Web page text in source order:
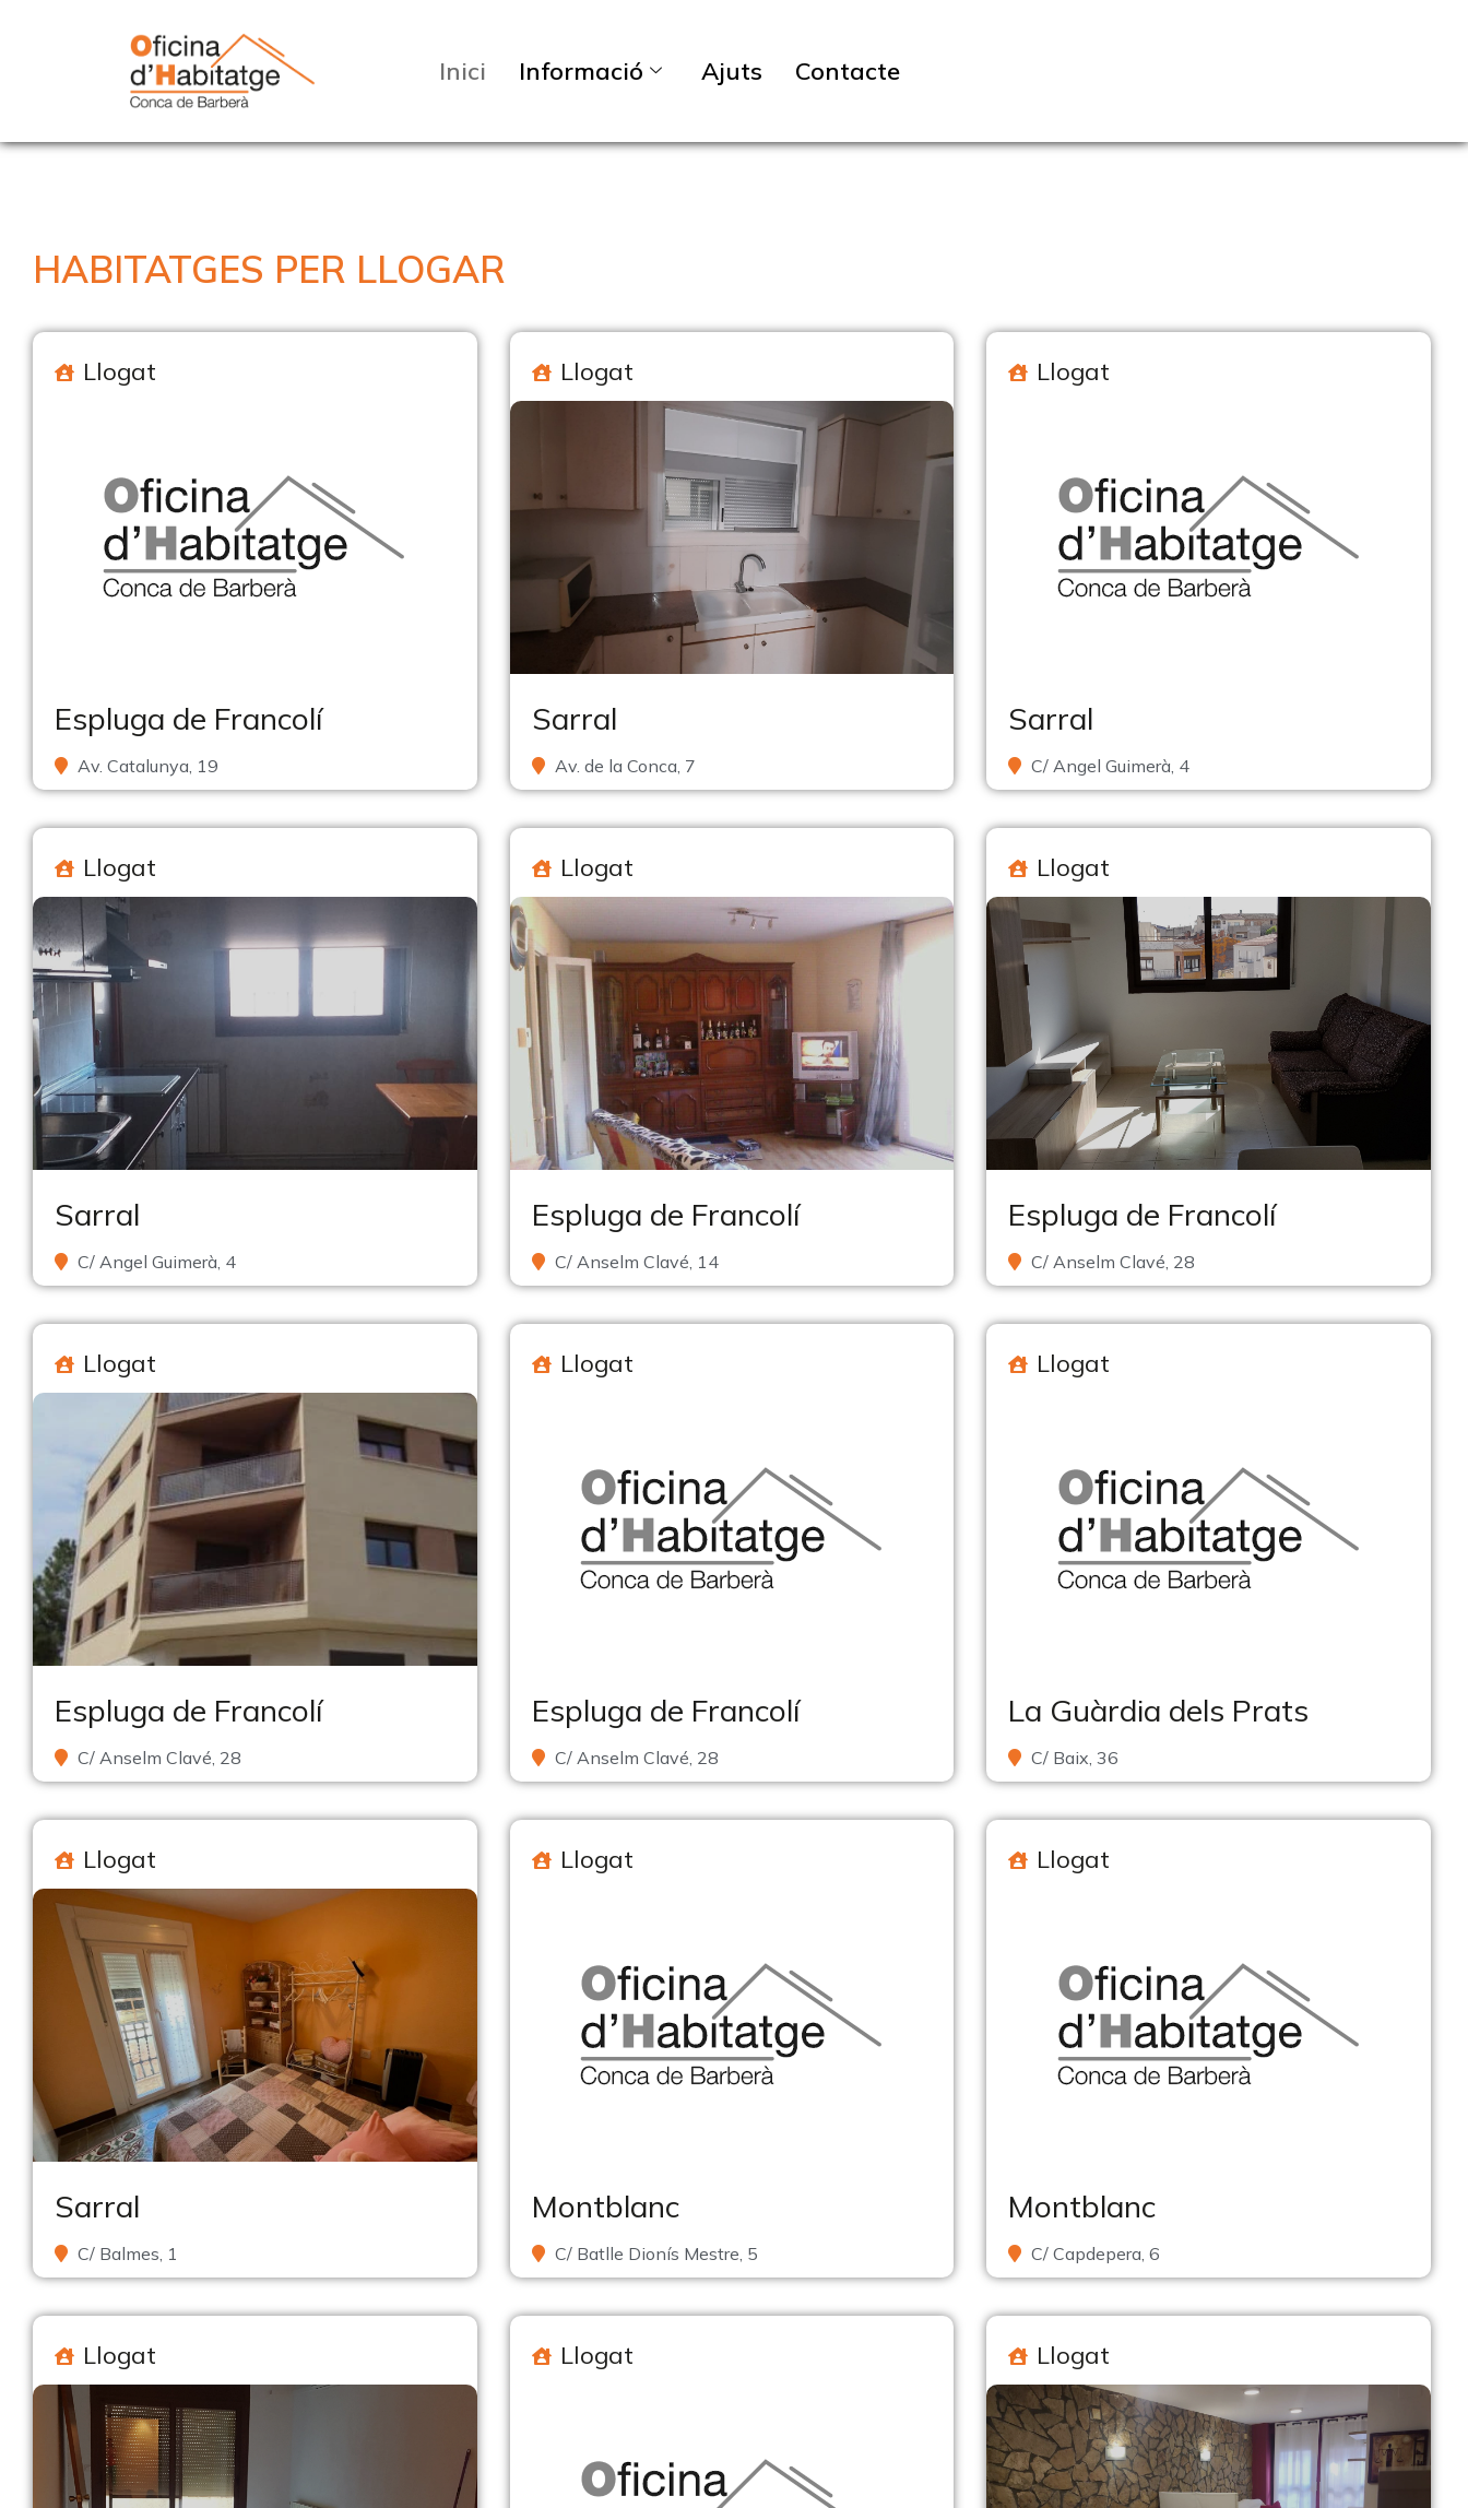
Inici Informació Ajuts Contacte
HABITATGES PER LLOGAR
Llogat
Espluga de Francolí
Av. Catalunya, 19
Llogat
Sarral
Av. de la Conca, 7
Llogat
Sarral
C/ Angel Guimerà, 4
Llogat
Sarral
C/ Angel Guimerà, 4
Llogat
Espluga de Francolí
C/ Anselm Clavé, 14
Llogat
Espluga de Francolí
C/ Anselm Clavé, 28
Llogat
Espluga de Francolí
C/ Anselm Clavé, 28
Llogat
Espluga de Francolí
C/ Anselm Clavé, 28
Llogat
La Guàrdia dels Prats
C/ Baix, 36
Llogat
Sarral
C/ Balmes, 1
Llogat
Montblanc
C/ Batlle Dionís Mestre, 5
Llogat
Montblanc
C/ Capdepera, 6
Llogat Llogat Llogat